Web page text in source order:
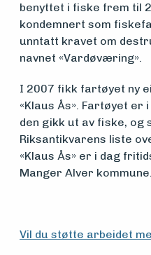
Arrangementer
benyttet i fiske frem til
kondemnert som
unntatt kravet om
navnet «Vardøværing».
I 2007 fikk fartøyet ny
«Klaus Ås». Fartøyet er
den gikk ut av fiske, og
Riksantikvarens liste
«Klaus Ås» er i dag
Manger Alver kommune.
Vil du støtte arbeidet